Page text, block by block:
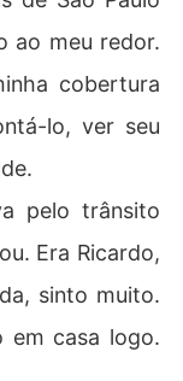
ao meu redor.
cobertura
lo, ver seu
pelo trânsito
Era Ricardo,
sinto muito.
em casa logo.